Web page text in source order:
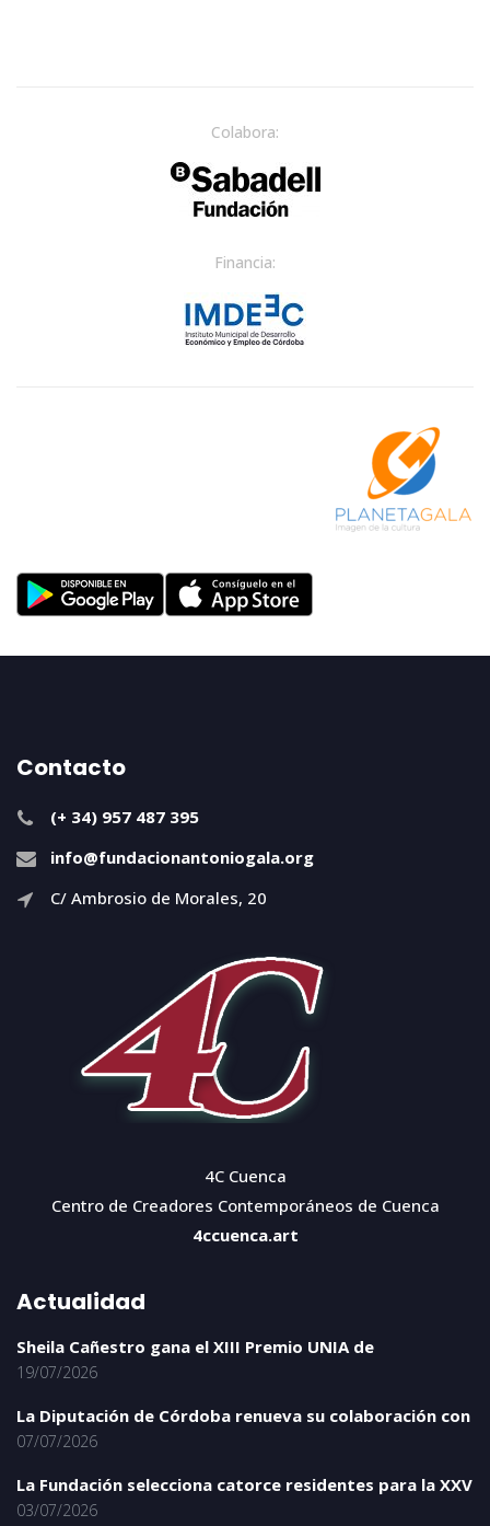
Colabora:
Financia:
Contacto
(+ 34) 957 487 395
info@fundacionantoniogala.org
C/ Ambrosio de Morales, 20
4C Cuenca
Centro de Creadores Contemporáneos de Cuenca
4ccuenca.art
Actualidad
Sheila Cañestro gana el XIII Premio UNIA de
19/07/2026
La Diputación de Córdoba renueva su colaboración con
07/07/2026
La Fundación selecciona catorce residentes para la XXV
03/07/2026